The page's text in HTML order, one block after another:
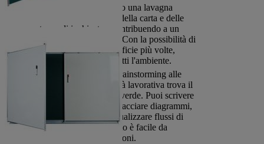
: Utilizzando una lavagna
cancellabile, riduci l'uso della carta e delle
cartucce di inchiostro, contribuendo a un
ambiente più sostenibile. Con la possibilità di
riutilizzare la stessa superficie più volte,
ottimizzi le risorse e rispetti l'ambiente.
Flessibilità totale
: Dai brainstorming alle
presentazioni, ogni attività lavorativa trova il
suo spazio sulla lavagna verde. Puoi scrivere
con pennarelli appositi, tracciare diagrammi,
pianificare obiettivi e visualizzare flussi di
lavoro. Ogni cambiamento è facile da
realizzare, senza interruzioni.